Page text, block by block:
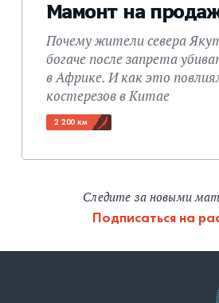
Мамонт на
Почему жители севера
богаче после запрета
в Африке. И как это
костерезов в Китае
2 200 км
Следите за новыми
Подписаться на